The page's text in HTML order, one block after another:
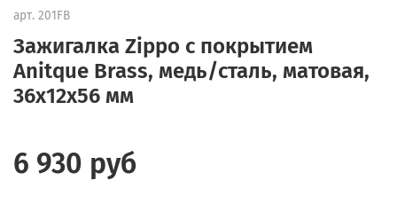
арт. 201FB
Зажигалка Zippo с покрытием
Anitque Brass, медь/сталь, матовая,
36x12x56 мм
6 930 руб